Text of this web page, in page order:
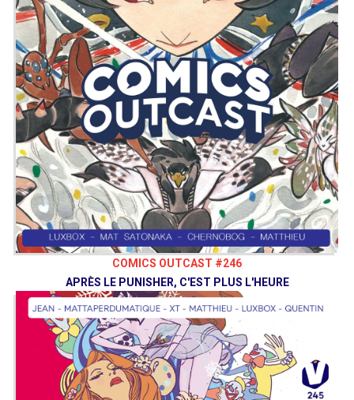
COMICS OUTCAST #246
APRÈS LE PUNISHER, C'EST PLUS L'HEURE